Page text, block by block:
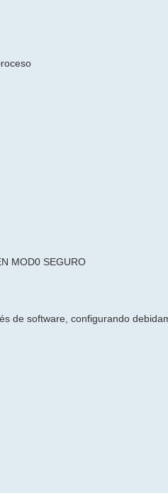
MOD0 SEGURO
de software, configurando